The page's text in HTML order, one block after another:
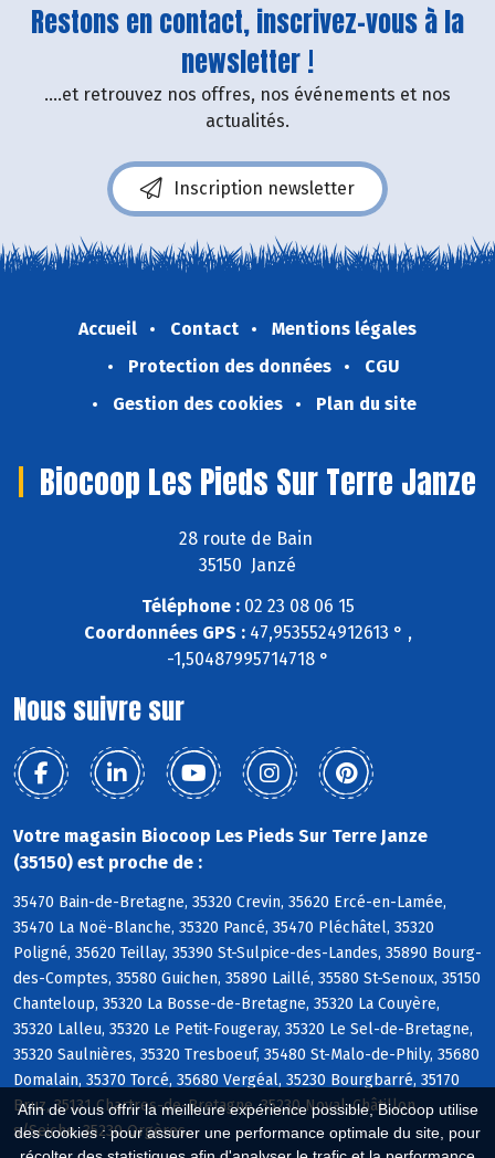
Afin de vous offrir la meilleure expérience possible, Biocoop utilise
des cookies : pour assurer une performance optimale du site, pour
Restons en contact, inscrivez-vous à la
newsletter !
....et retrouvez nos offres, nos événements et nos
actualités.
Inscription newsletter
Accueil Contact
Mentions légales
Protection des données
CGU
Gestion des cookies
Plan du site
Biocoop Les Pieds Sur Terre Janze
28 route de Bain
35150 Janzé
Téléphone :02 23 08 06 15
Coordonnées GPS :47,9535524912613 ° ,
-1,50487995714718 °
Nous suivre sur
Votre magasin Biocoop Les Pieds Sur Terre Janze
(35150) est proche de :
35470 Bain-de-Bretagne, 35320 Crevin, 35620 Ercé-en-Lamée,
35470 La Noë-Blanche, 35320 Pancé, 35470 Pléchâtel, 35320
Poligné, 35620 Teillay, 35390 St-Sulpice-des-Landes, 35890 Bourg-
des-Comptes, 35580 Guichen, 35890 Laillé, 35580 St-Senoux, 35150
Chanteloup, 35320 La Bosse-de-Bretagne, 35320 La Couyère,
35320 Lalleu, 35320 Le Petit-Fougeray, 35320 Le Sel-de-Bretagne,
35320 Saulnières, 35320 Tresboeuf, 35480 St-Malo-de-Phily, 35680
Domalain, 35370 Torcé, 35680 Vergéal, 35230 Bourgbarré, 35170
Bruz, 35131 Chartres-de-Bretagne, 35230 Noyal-Châtillon
s/Seiche, 35230 Orgères